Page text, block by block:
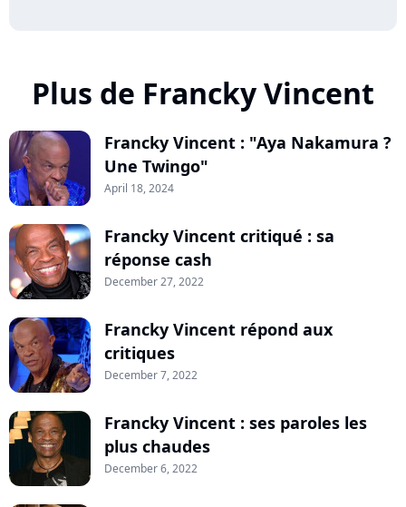
Plus de Francky Vincent
Francky Vincent : "Aya Nakamura ?
Une Twingo"
April 18, 2024
Francky Vincent critiqué : sa
réponse cash
December 27, 2022
Francky Vincent répond aux
critiques
December 7, 2022
Francky Vincent : ses paroles les
plus chaudes
December 6, 2022